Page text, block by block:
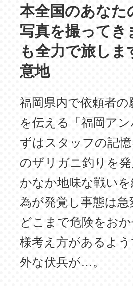
本全国のあなた
写真を撮って
も全力で旅し
意地
福岡県内で依頼者
を伝える「福岡ア
ずはスタッフの記
のザリガニ釣りを
かなか地味な戦い
為が発覚し事態は
どこまで危険をお
様考え方があるよ
外な伏兵が…。